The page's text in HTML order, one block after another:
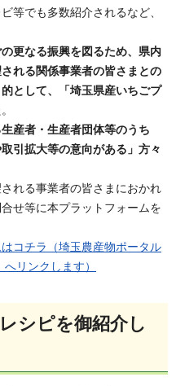
等でも多数紹介されるなど、
更なる振興を図るため、県内
れる関係事業者の皆さまとの
として、「埼玉県産いちごプ
産者・生産者団体等のうち
引拡大等の意向がある」方々
れる事業者の皆さまにおかれ
せ等に本プラットフォームを
コチラ（埼玉農産物ポータル
リンクします）
シピを御紹介し